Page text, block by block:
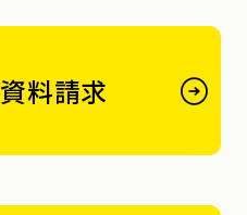
資料請求